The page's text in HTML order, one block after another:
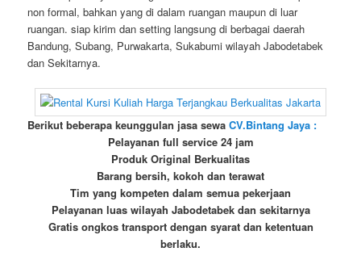
non formal, bahkan yang di dalam ruangan maupun di luar
ruangan. siap kirim dan setting langsung di berbagai daerah
Bandung, Subang, Purwakarta, Sukabumi wilayah Jabodetabek
dan Sekitarnya.
Berikut beberapa keunggulan jasa sewaCV.Bintang Jaya :
Pelayanan full service 24 jam
Produk Original Berkualitas
Barang bersih, kokoh dan terawat
Tim yang kompeten dalam semua pekerjaan
Pelayanan luas wilayah Jabodetabek dan sekitarnya
Gratis ongkos transport dengan syarat dan ketentuan
berlaku.